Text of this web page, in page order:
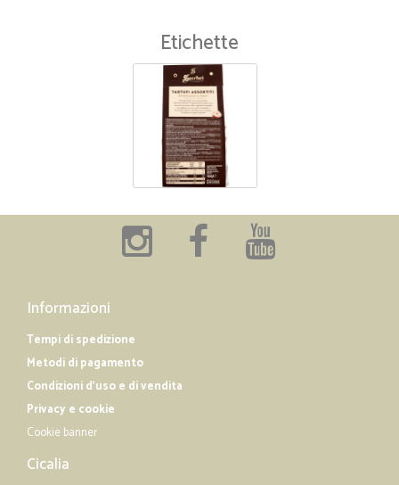
Etichette
Informazioni
Tempi di spedizione
Metodi di pagamento
Condizioni d'uso e di vendita
Privacy e cookie
Cookie banner
Cicalia